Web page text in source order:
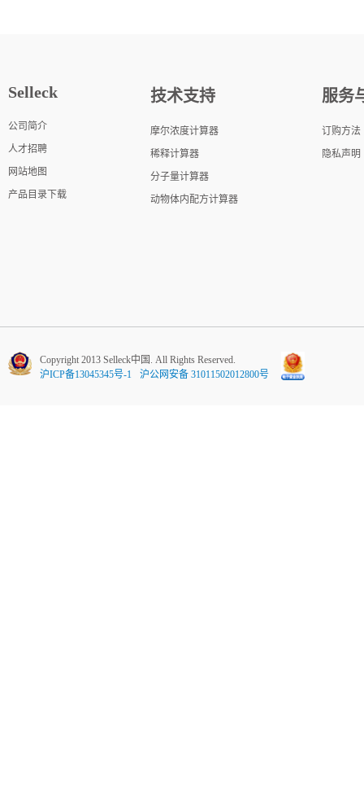
Selleck
公司简介
人才招聘
网站地图
产品目录下载
技术支持
摩尔浓度计算器
稀释计算器
分子量计算器
动物体内配方计算器
服务
订购方法
隐私声明
Copyright 2013 Selleck中国. All Rights Reserved.
沪ICP备13045345号-1
沪公网安备 31011502012800号